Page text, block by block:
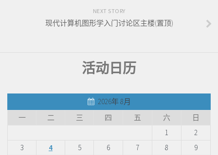
NEXT STORY
现代计算机图形学入门讨论区主楼(置顶)
活动日历
2026年 8月
一
二 三 四 五 六
日
1
2
3
4 5 6 7 8
9